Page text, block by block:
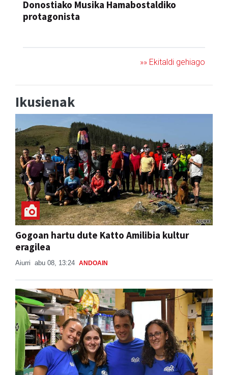
Donostiako Musika Hamabostaldiko
protagonista
»» Ekitaldi gehiago
Ikusienak
Gogoan hartu dute Katto Amilibia kultur
eragilea
Aiurri abu 08, 13:24 ANDOAIN